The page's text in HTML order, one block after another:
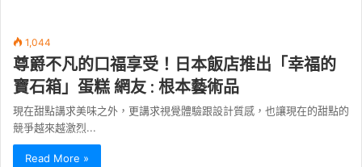
1,044
尊爵不凡的口福享受！日本飯店推出「幸福的
寶石箱」蛋糕 網友 : 根本藝術品
現在甜點講求美味之外，更講求視覺體驗跟設計質感，也讓現在的甜點的
競爭越來越激烈...
Read More »